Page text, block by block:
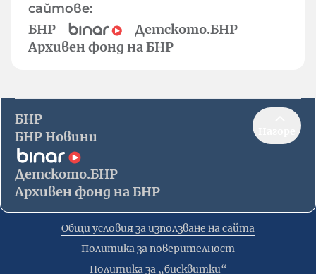
сайтове:
БНР
Детското.БНР
Архивен фонд на БНР
БНР
БНР Новини
Детското.БНР
Архивен фонд на БНР
Общи условия за използване на сайта
Политика за поверителност
Политика за „бисквитки“